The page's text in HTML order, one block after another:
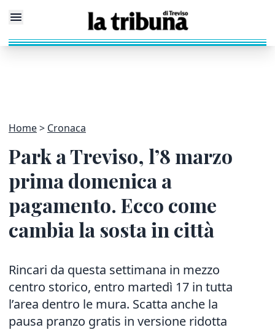
Home Cronaca
Park a Treviso, l’8 marzo
prima domenica a
pagamento. Ecco come
cambia la sosta in città
Rincari da questa settimana in mezzo
centro storico, entro martedì 17 in tutta
l’area dentro le mura. Scatta anche la
pausa pranzo gratis in versione ridotta